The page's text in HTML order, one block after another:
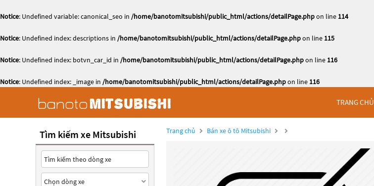
Notice: Undefined variable: canonical_seo in /home/banotomitsubishi/public_html/actions/detailPage.phpon line 114
Notice: Undefined index: descriptions in /home/banotomitsubishi/public_html/actions/detailPage.phpon line 115
Notice: Undefined index: botvn_car_id in /home/banotomitsubishi/public_html/actions/detailPage.phpon line 116
Notice: Undefined index: _image in /home/banotomitsubishi/public_html/actions/detailPage.phpon line 116
TRANG CHỦ
Trang chủ Bán xe ô tô Mitsubishi
Tìm kiếm xe Mitsubishi